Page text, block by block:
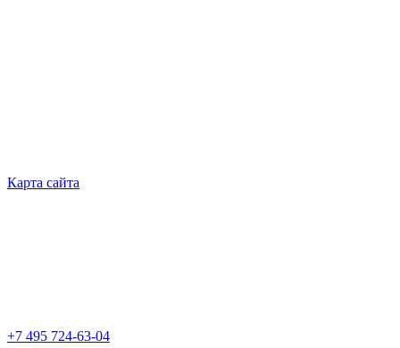
Карта сайта
+7 495 724-63-04